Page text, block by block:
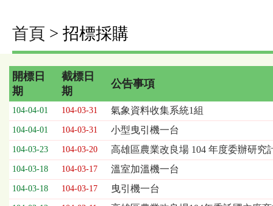
首頁 > 招標採購
招
標
採
購
列
表，
欄
位
開標日
期
截標日
期
公告事項
104-04-01 104-03-31 氣象資料收集系統1組
104-04-01 104-03-31 小型曳引機一台
104-03-23 104-03-20 高雄區農業改良場 104 年度委辦研究
104-03-18 104-03-17 溫室加溫機一台
104-03-18 104-03-17 曳引機一台